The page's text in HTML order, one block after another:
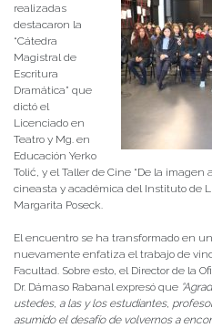
realizadas
destacaron la
“Cátedra
Magistral de
Escritura
Dramática” que
dictó el
Licenciado en
Teatro y Mg. en
Educación Yerko
Tolić, y el Taller de Cine “De la imagen
cineasta y académica del Instituto de
Margarita Poseck.
El encuentro se ha transformado en
nuevamente enfatiza el trabajo de
Facultad. Sobre esto, el Director de la
Dr. Dámaso Rabanal expresó que
ustedes, a las y los estudiantes,
asumido el desafío de volvernos a